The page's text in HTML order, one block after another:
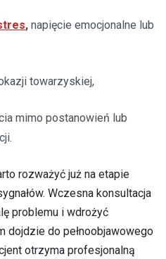
, napięcie emocjonalne lub
towarzyskiej,
mimo postanowień lub
rozważyć już na etapie
Wczesna konsultacja
problemu i wdrożyć
dojdzie do pełnoobjawowego
otrzyma profesjonalną